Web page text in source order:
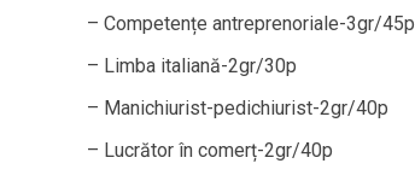
– Competențe antreprenoriale-3gr/45p
– Limba italiană-2gr/30p
– Manichiurist-pedichiurist-2gr/40p
– Lucrător în comerț-2gr/40p